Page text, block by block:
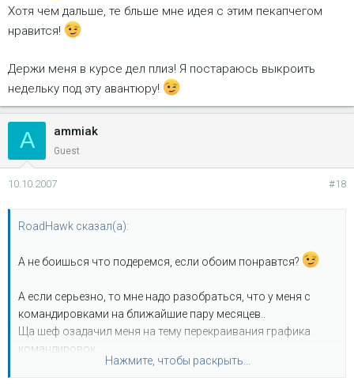
Хотя чем дальше, те бльше мне идея с этим пекапчегом
нравится!
Держи меня в курсе дел плиз! Я постараюсь выкроить
недельку под эту авантюру!
A ammiak
Guest
10.10.2007 #18
RoadHawk сказал(а):
А не боишься что подеремся, если обоим понравтся?
А если серьезно, то мне надо разобраться, что у меня с
командировками на ближайшие пару месяцев..
Ща шеф озадачил меня на тему перекраивания графика
командировок...
Так чо до понедельника ничего конкретного сказать не
Нажмите, чтобы раскрыть...